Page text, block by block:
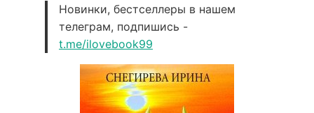
Новинки, бестселлеры в нашем
телеграм, подпишись -
t.me/ilovebook99